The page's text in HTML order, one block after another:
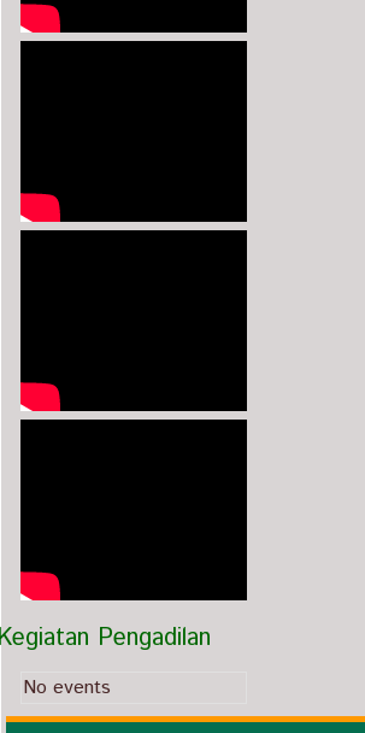
Pengadilan
No events